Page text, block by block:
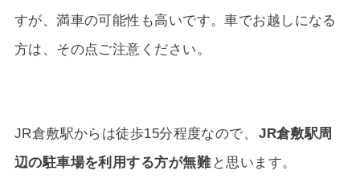
すが、満車の可能性も高いです。車でお越しになる
方は、その点ご注意ください。
JR倉敷駅からは徒歩15分程度なので、 JR倉敷駅周
辺の駐車場を利用する方が無難 と思います。